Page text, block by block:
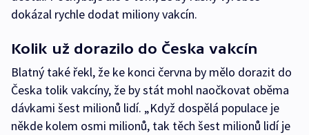
dokázal rychle dodat miliony vakcín.
Kolik už dorazilo do Česka vakcín
Blatný také řekl, že ke konci června by mělo dorazit do
Česka tolik vakcíny, že by stát mohl naočkovat oběma
dávkami šest milionů lidí. „Když dospělá populace je
někde kolem osmi milionů, tak těch šest milionů lidí je